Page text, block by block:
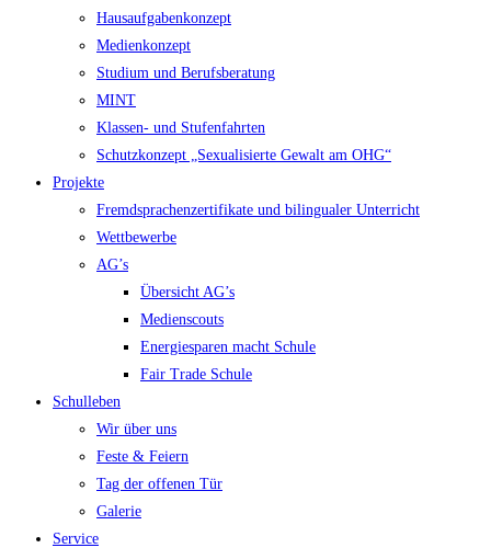
Hausaufgabenkonzept
Medienkonzept
Studium und Berufsberatung
MINT
Klassen- und Stufenfahrten
Schutzkonzept „Sexualisierte Gewalt am OHG“
Projekte
Fremdsprachenzertifikate und bilingualer Unterricht
Wettbewerbe
AG’s
Übersicht AG’s
Medienscouts
Energiesparen macht Schule
Fair Trade Schule
Schulleben
Wir über uns
Feste & Feiern
Tag der offenen Tür
Galerie
Service